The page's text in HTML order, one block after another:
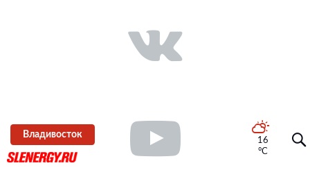
Владивосток
16
°C